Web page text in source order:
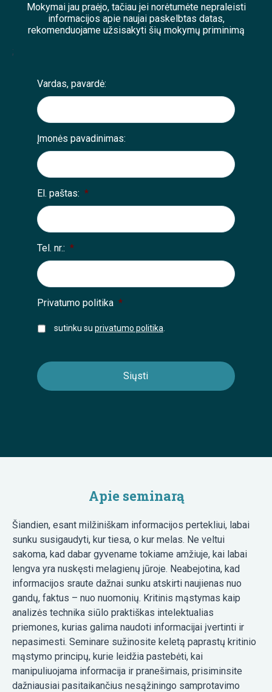
Mokymai jau praėjo, tačiau jei norėtumėte nepraleisti
informacijos apie naujai paskelbtas datas,
rekomenduojame užsisakyti šių mokymų priminimą
;
Vardas, pavardė:
Įmonės pavadinimas:
El. paštas: *
Tel. nr.: *
Privatumo politika *
sutinku su privatumo politika
Apie seminarą
Šiandien, esant milžiniškam informacijos pertekliui, labai
sunku susigaudyti, kur tiesa, o kur melas. Ne veltui
sakoma, kad dabar gyvename tokiame amžiuje, kai labai
lengva yra nuskęsti melagienų jūroje. Neabejotina, kad
informacijos sraute dažnai sunku atskirti naujienas nuo
gandų, faktus – nuo nuomonių. Kritinis mąstymas kaip
analizės technika siūlo praktiškas intelektualias
priemones, kurias galima naudoti informacijai įvertinti ir
nepasimesti. Seminare sužinosite keletą paprastų kritinio
mąstymo principų, kurie leidžia pastebėti, kai
manipuliuojama informacija ir pranešimais, prisiminsite
dažniausiai pasitaikančius nesąžiningo samprotavimo